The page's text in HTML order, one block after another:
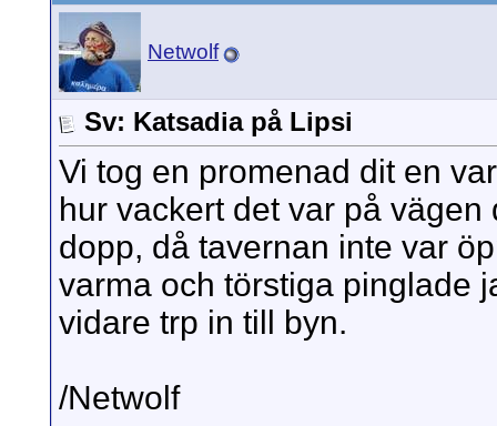
Netwolf
Sv: Katsadia på Lipsi
Vi tog en promenad dit en
hur vackert det var på
dopp, då tavernan inte var
varma och törstiga pinglade
vidare trp in till byn.
/Netwolf